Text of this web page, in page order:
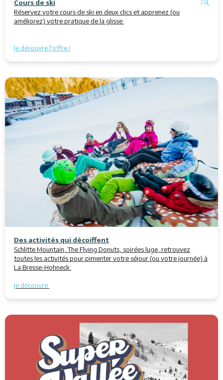
Cours de ski
Réservez votre cours de ski en deux clics et apprenez (ou
améliorez) votre pratique de la glisse.
Je découvre l'offre !
Des activités qui décoiffent
Schlitte Mountain, The Flying Donuts, soirées luge, retrouvez
toutes les activités pour pimenter votre séjour (ou votre journée) à
La Bresse-Hohneck.
Je découvre